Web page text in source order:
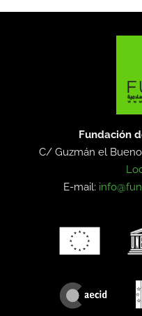
Fundación
C/ Guzmán el
E-mail: